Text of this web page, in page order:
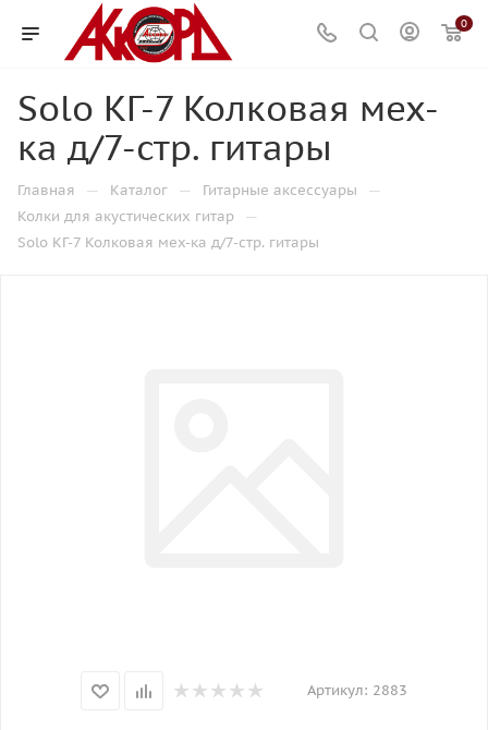
0
Solo КГ-7 Колковая мех-
ка д/7-стр. гитары
Главная — Каталог — Гитарные аксессуары —
Колки для акустических гитар —
Solo КГ-7 Колковая мех-ка д/7-стр. гитары
Артикул: 2883